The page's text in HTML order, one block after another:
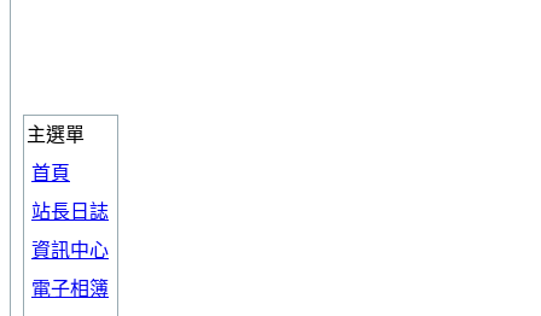
主選單
首頁
站長日誌
資訊中心
電子相簿